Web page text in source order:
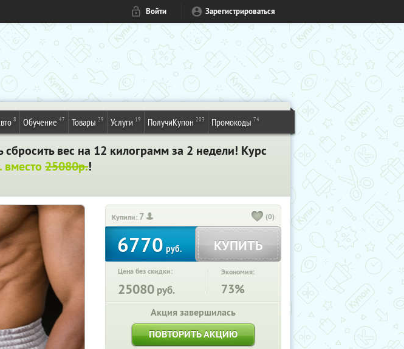
Войти Зарегистрироваться
8 Обучение 47 Товары 29 Услуги 19 ПолучиКупон 203 Промокоды 74
вес на 12 килограмм за 2 недели! Курс
вместо 25080р.!
Купили: 7 (0)
6770руб. КУПИТЬ
Цена без скидки:
25080 руб.
Экономия:
73%
Акция завершилась
ПОВТОРИТЬ АКЦИЮ